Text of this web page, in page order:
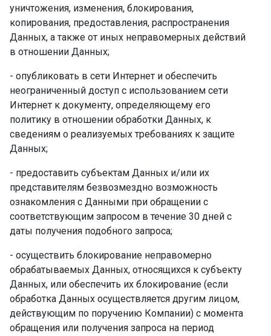
уничтожения, изменения, блокирования,
копирования, предоставления, распространения
Данных, а также от иных неправомерных действий
в отношении Данных; ­
- опубликовать в сети Интернет и обеспечить
неограниченный доступ с использованием сети
Интернет к документу, определяющему его
политику в отношении обработки Данных, к
сведениям о реализуемых требованиях к защите
Данных; ­
- предоставить субъектам Данных и/или их
представителям безвозмездно возможность
ознакомления с Данными при обращении с
соответствующим запросом в течение 30 дней с
даты получения подобного запроса; ­
- осуществить блокирование неправомерно
обрабатываемых Данных, относящихся к субъекту
Данных, или обеспечить их блокирование (если
обработка Данных осуществляется другим лицом,
действующим по поручению Компании) с момента
обращения или получения запроса на период